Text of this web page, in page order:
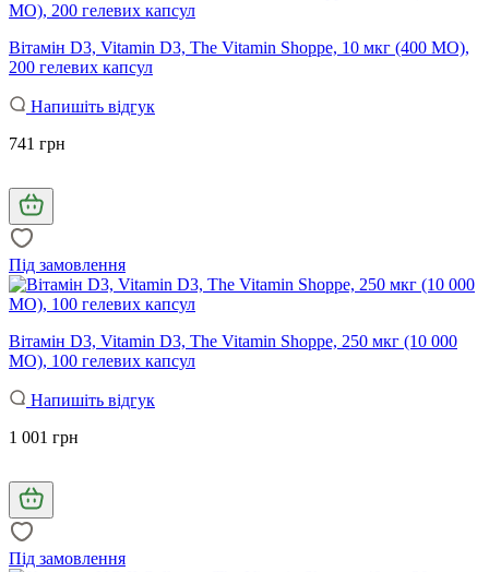
Вітамін D3, Vitamin D3, The Vitamin Shoppe, 10 мкг (400 МО),
200 гелевих капсул
Напишіть відгук
741 грн
Під замовлення
Вітамін D3, Vitamin D3, The Vitamin Shoppe, 250 мкг (10 000
МО), 100 гелевих капсул
Напишіть відгук
1 001 грн
Під замовлення